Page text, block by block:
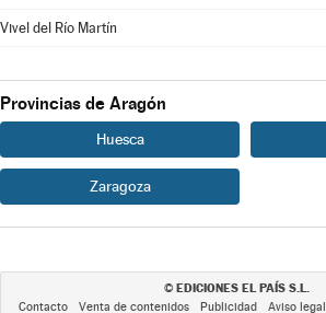
Vivel del Río Martín
Provincias de Aragón
Huesca
Zaragoza
© EDICIONES EL PAÍS S.L.
Contacto Venta de contenidos Publicidad Aviso legal